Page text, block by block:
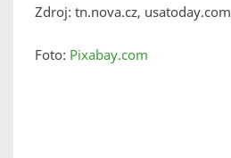
Zdroj: tn.nova.cz, usatoday.com
Foto: Pixabay.com